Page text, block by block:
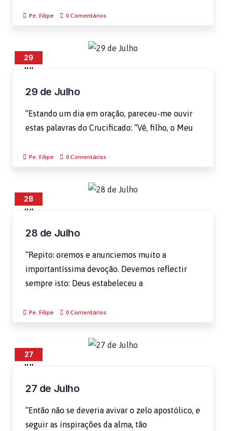
Pe. Filipe 0 Comentários
29
JUL
29 de Julho
“Estando um dia em oração, pareceu-me ouvir
estas palavras do Crucificado: “Vê, filho, o Meu
Pe. Filipe 0 Comentários
28
JUL
28 de Julho
“Repito: oremos e anunciemos muito a
importantíssima devoção. Devemos reflectir
sempre isto: Deus estabeleceu a
Pe. Filipe 0 Comentários
27
JUL
27 de Julho
“Então não se deveria avivar o zelo apostólico, e
seguir as inspirações da alma, tão